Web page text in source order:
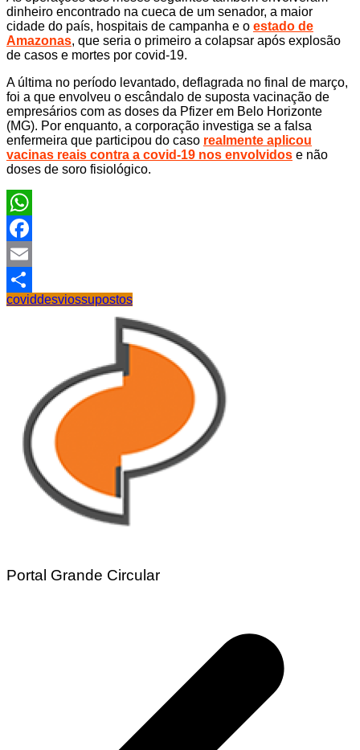
dinheiro encontrado na cueca de um senador, a maior
cidade do país, hospitais de campanha e o estado de
Amazonas, que seria o primeiro a colapsar após explosão
de casos e mortes por covid-19.
A última no período levantado, deflagrada no final de março,
foi a que envolveu o escândalo de suposta vacinação de
empresários com as doses da Pfizer em Belo Horizonte
(MG). Por enquanto, a corporação investiga se a falsa
enfermeira que participou do caso realmente aplicou
vacinas reais contra a covid-19 nos envolvidos e não
doses de soro fisiológico.
WhatsApp
Facebook
Email
Share
coviddesviossupostos
Portal Grande Circular